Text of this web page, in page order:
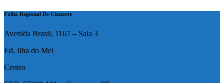
Folha Regional De Cianorte
Avenida Brasil, 1167 – Sala 3
Ed. Ilha do Mel
Centro